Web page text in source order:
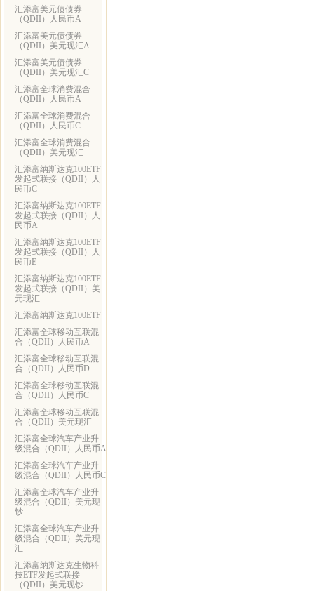
汇添富美元债债券
（QDII）人民币A
汇添富美元债债券
（QDII）美元现汇A
汇添富美元债债券
（QDII）美元现汇C
汇添富全球消费混合
（QDII）人民币A
汇添富全球消费混合
（QDII）人民币C
汇添富全球消费混合
（QDII）美元现汇
汇添富纳斯达克100ETF
发起式联接（QDII）人
民币C
汇添富纳斯达克100ETF
发起式联接（QDII）人
民币A
汇添富纳斯达克100ETF
发起式联接（QDII）人
民币E
汇添富纳斯达克100ETF
发起式联接（QDII）美
元现汇
汇添富纳斯达克100ETF
汇添富全球移动互联混
合（QDII）人民币A
汇添富全球移动互联混
合（QDII）人民币D
汇添富全球移动互联混
合（QDII）人民币C
汇添富全球移动互联混
合（QDII）美元现汇
汇添富全球汽车产业升
级混合（QDII）人民币A
汇添富全球汽车产业升
级混合（QDII）人民币C
汇添富全球汽车产业升
级混合（QDII）美元现
钞
汇添富全球汽车产业升
级混合（QDII）美元现
汇
汇添富纳斯达克生物科
技ETF发起式联接
（QDII）美元现钞